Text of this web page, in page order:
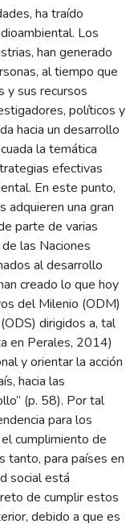
ha traído
Los
han generado
al tiempo que
y sus recursos
políticos y
hacia un desarrollo
la temática
efectivas
En este punto,
adquieren una gran
parte de varias
las Naciones
al desarrollo
creado lo que hoy
del Milenio (ODM)
dirigidos a, tal
en Perales, 2014)
y orientar la acción
hacia las
(p. 58). Por tal
para los
cumplimiento de
para países en
social está
de cumplir estos
debido a que es